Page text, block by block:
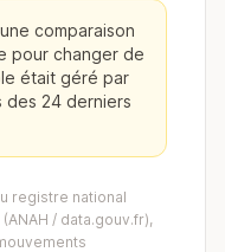
comparaison
pour changer de
était géré par
des 24 derniers
registre national
/ data.gouv.fr),